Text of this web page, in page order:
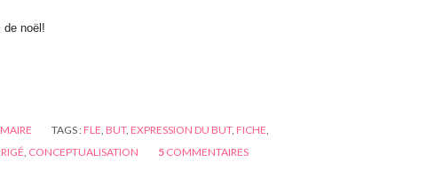
de noël!
TAGS : FLE BUT, EXPRESSION DU BUT, FICHE
CONCEPTUALISATION 5 COMMENTAIRES